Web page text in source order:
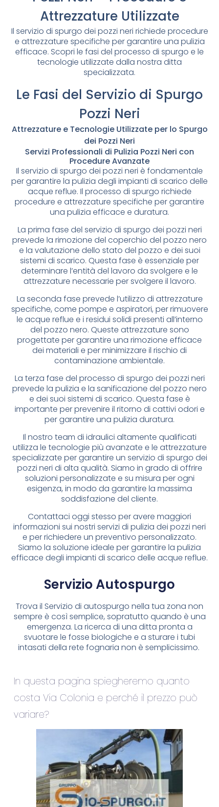
Attrezzature Utilizzate
Il servizio di spurgo dei pozzi neri richiede procedure
e attrezzature specifiche per garantire una pulizia
efficace. Scopri le fasi del processo di spurgo e le
tecnologie utilizzate dalla nostra ditta
specializzata.
Le Fasi del Servizio di Spurgo
Pozzi Neri
Attrezzature e Tecnologie Utilizzate per lo Spurgo
dei Pozzi Neri
Servizi Professionali di Pulizia Pozzi Neri con
Procedure Avanzate
Il servizio di spurgo dei pozzi neri è fondamentale
per garantire la pulizia degli impianti di scarico delle
acque reflue. Il processo di spurgo richiede
procedure e attrezzature specifiche per garantire
una pulizia efficace e duratura.
La prima fase del servizio di spurgo dei pozzi neri
prevede la rimozione del coperchio del pozzo nero
e la valutazione dello stato del pozzo e dei suoi
sistemi di scarico. Questa fase è essenziale per
determinare l’entità del lavoro da svolgere e le
attrezzature necessarie per svolgere il lavoro.
La seconda fase prevede l’utilizzo di attrezzature
specifiche, come pompe e aspiratori, per rimuovere
le acque reflue e i residui solidi presenti all’interno
del pozzo nero. Queste attrezzature sono
progettate per garantire una rimozione efficace
dei materiali e per minimizzare il rischio di
contaminazione ambientale.
La terza fase del processo di spurgo dei pozzi neri
prevede la pulizia e la sanificazione del pozzo nero
e dei suoi sistemi di scarico. Questa fase è
importante per prevenire il ritorno di cattivi odori e
per garantire una pulizia duratura.
Il nostro team di idraulici altamente qualificati
utilizza le tecnologie più avanzate e le attrezzature
specializzate per garantire un servizio di spurgo dei
pozzi neri di alta qualità. Siamo in grado di offrire
soluzioni personalizzate e su misura per ogni
esigenza, in modo da garantire la massima
soddisfazione del cliente.
Contattaci oggi stesso per avere maggiori
informazioni sui nostri servizi di pulizia dei pozzi neri
e per richiedere un preventivo personalizzato.
Siamo la soluzione ideale per garantire la pulizia
efficace degli impianti di scarico delle acque reflue.
Servizio Autospurgo
Trova il Servizio di autospurgo nella tua zona non
sempre è così semplice, sopratutto quando è una
emergenza. La ricerca di una ditta pronta a
svuotare le fosse biologiche e a sturare i tubi
intasati della rete fognaria non è semplicissimo.
In questa pagina spiegheremo quanto
costa Via Colonia e perché il prezzo può
variare?